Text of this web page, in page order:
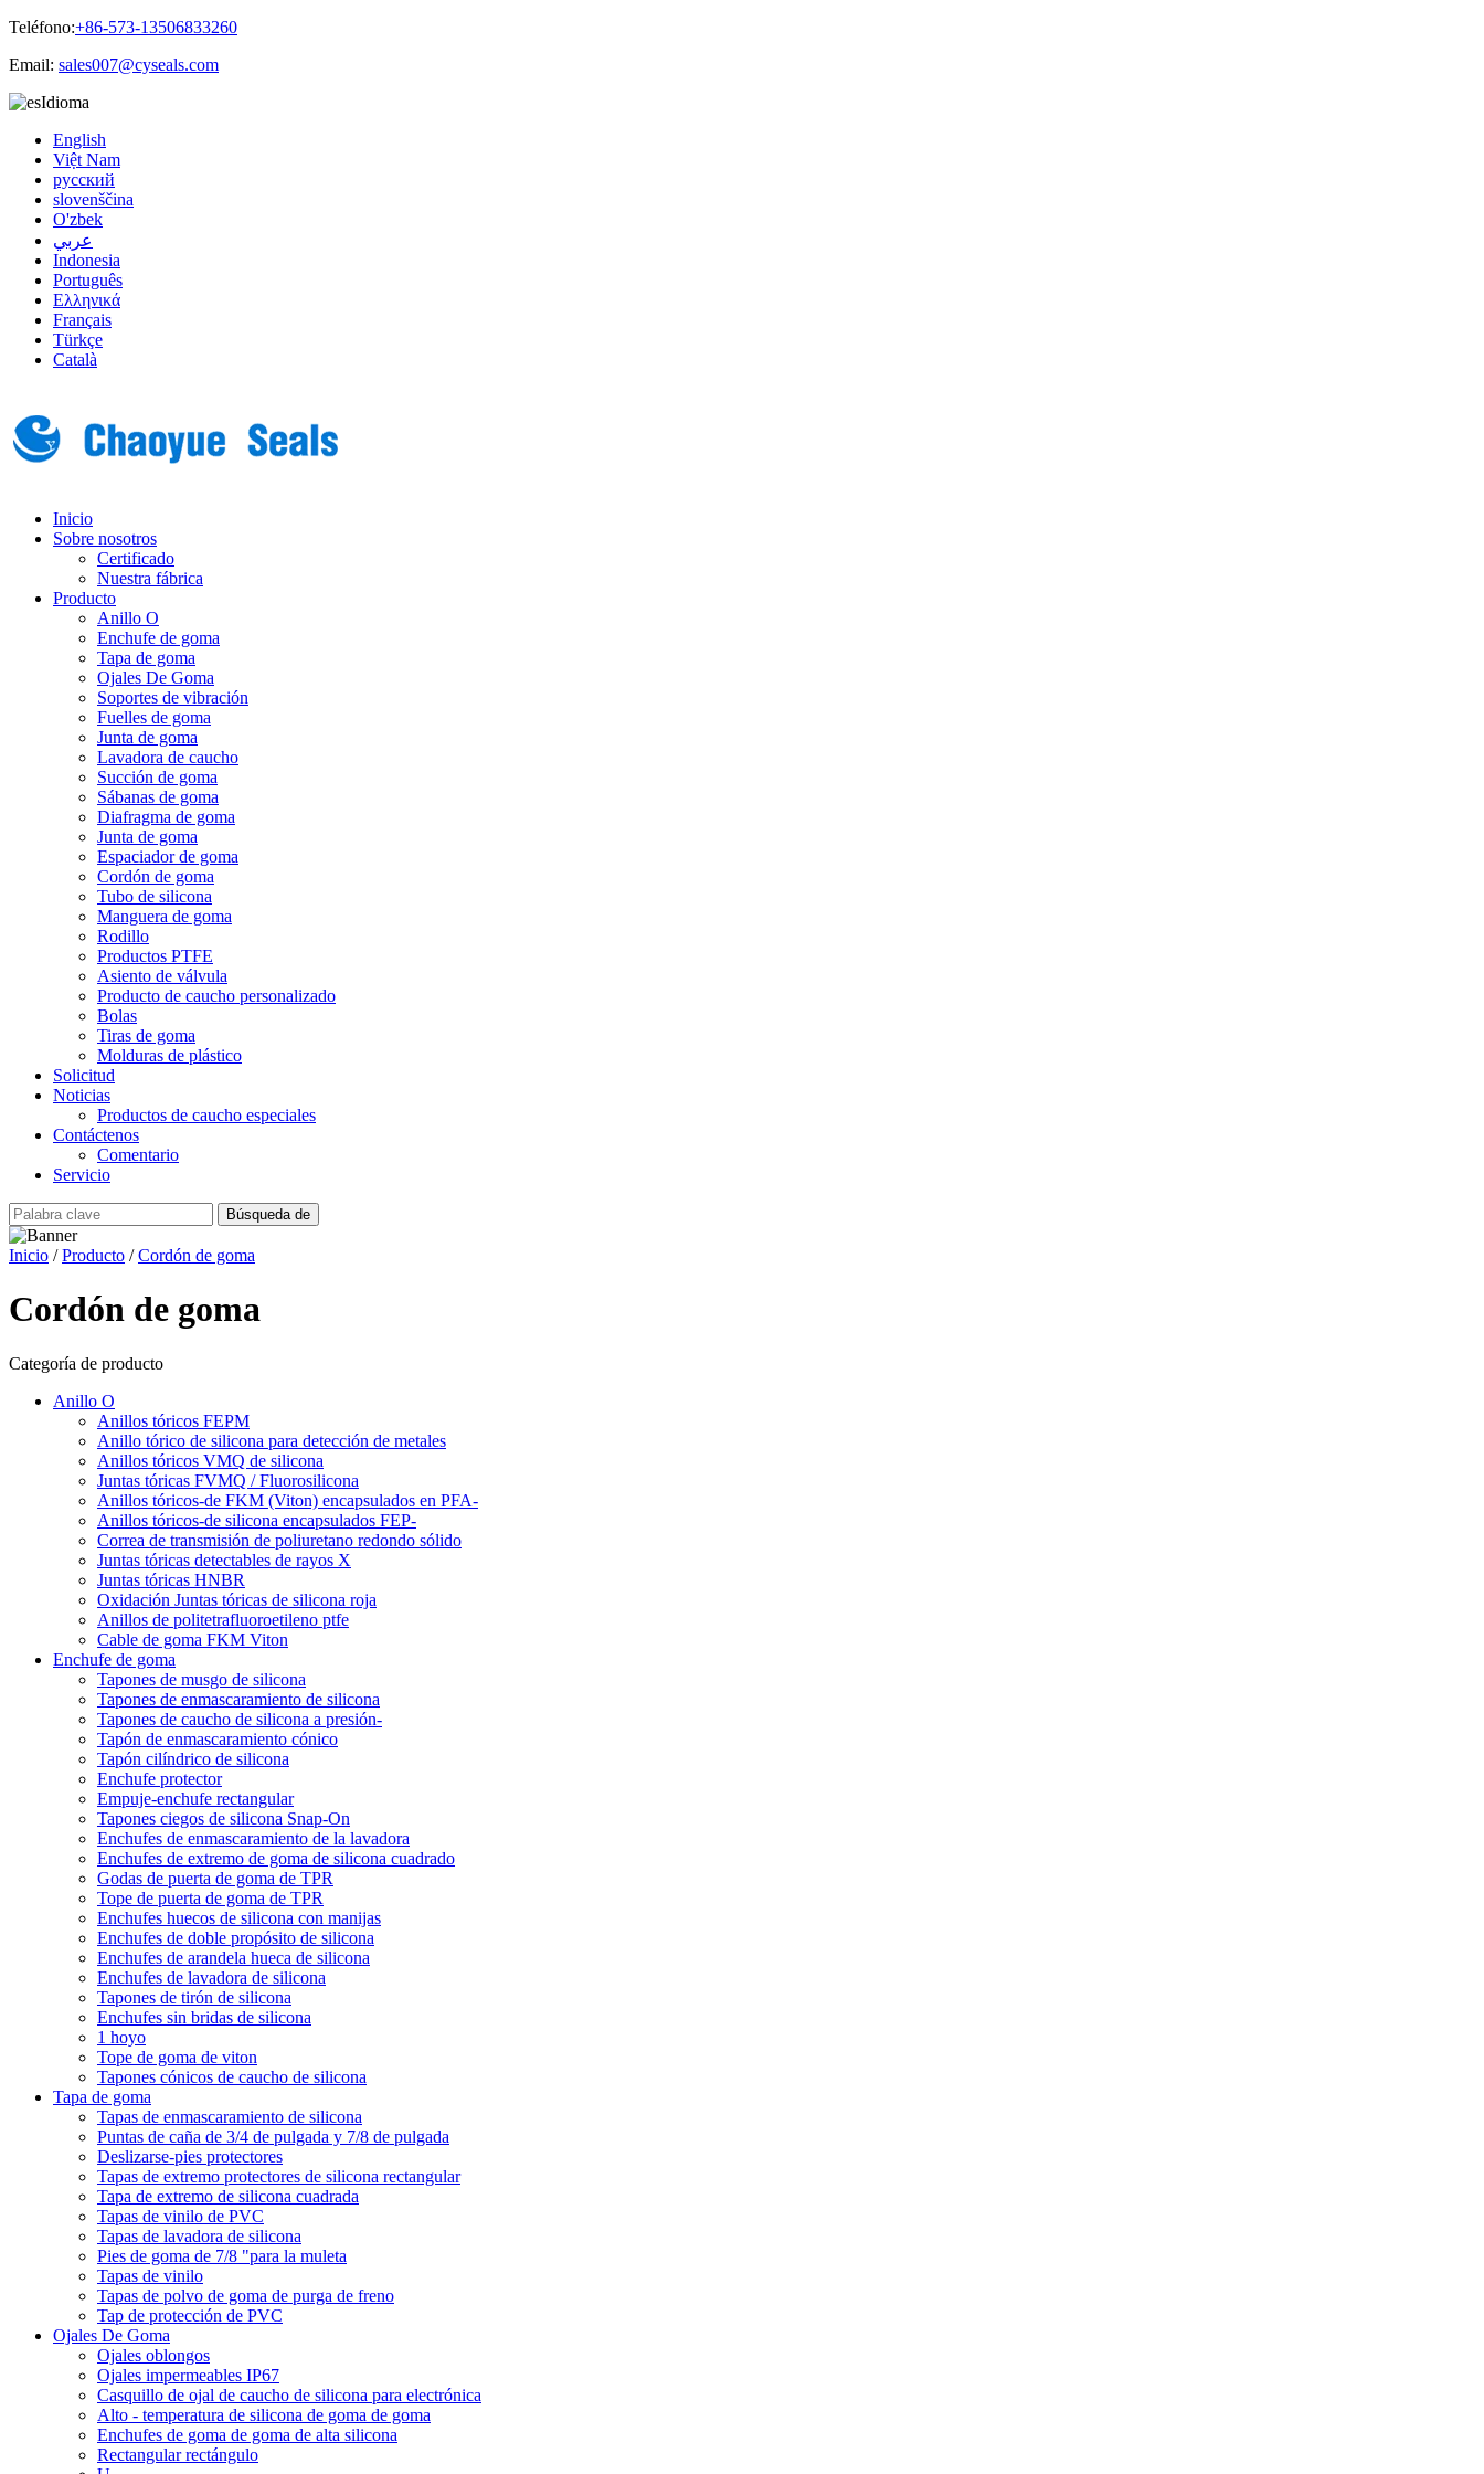
Teléfono:+86-573-13506833260
Email: sales007@cyseals.com
Idioma
English
Việt Nam
русский
slovenščina
O'zbek
عربي
Indonesia
Português
Ελληνικά
Français
Türkçe
Català
Inicio
Sobre nosotros
Certificado
Nuestra fábrica
Producto
Anillo O
Enchufe de goma
Tapa de goma
Ojales De Goma
Soportes de vibración
Fuelles de goma
Junta de goma
Lavadora de caucho
Succión de goma
Sábanas de goma
Diafragma de goma
Junta de goma
Espaciador de goma
Cordón de goma
Tubo de silicona
Manguera de goma
Rodillo
Productos PTFE
Asiento de válvula
Producto de caucho personalizado
Bolas
Tiras de goma
Molduras de plástico
Solicitud
Noticias
Productos de caucho especiales
Contáctenos
Comentario
Servicio
Inicio /Producto /Cordón de goma
Cordón de goma
Categoría de producto
Anillo O
Anillos tóricos FEPM
Anillo tórico de silicona para detección de metales
Anillos tóricos VMQ de silicona
Juntas tóricas FVMQ / Fluorosilicona
Anillos tóricos-de FKM (Viton) encapsulados en PFA-
Anillos tóricos-de silicona encapsulados FEP-
Correa de transmisión de poliuretano redondo sólido
Juntas tóricas detectables de rayos X
Juntas tóricas HNBR
Oxidación Juntas tóricas de silicona roja
Anillos de politetrafluoroetileno ptfe
Cable de goma FKM Viton
Enchufe de goma
Tapones de musgo de silicona
Tapones de enmascaramiento de silicona
Tapones de caucho de silicona a presión-
Tapón de enmascaramiento cónico
Tapón cilíndrico de silicona
Enchufe protector
Empuje-enchufe rectangular
Tapones ciegos de silicona Snap-On
Enchufes de enmascaramiento de la lavadora
Enchufes de extremo de goma de silicona cuadrado
Godas de puerta de goma de TPR
Tope de puerta de goma de TPR
Enchufes huecos de silicona con manijas
Enchufes de doble propósito de silicona
Enchufes de arandela hueca de silicona
Enchufes de lavadora de silicona
Tapones de tirón de silicona
Enchufes sin bridas de silicona
1 hoyo
Tope de goma de viton
Tapones cónicos de caucho de silicona
Tapa de goma
Tapas de enmascaramiento de silicona
Puntas de caña de 3/4 de pulgada y 7/8 de pulgada
Deslizarse-pies protectores
Tapas de extremo protectores de silicona rectangular
Tapa de extremo de silicona cuadrada
Tapas de vinilo de PVC
Tapas de lavadora de silicona
Pies de goma de 7/8 "para la muleta
Tapas de vinilo
Tapas de polvo de goma de purga de freno
Tap de protección de PVC
Ojales De Goma
Ojales oblongos
Ojales impermeables IP67
Casquillo de ojal de caucho de silicona para electrónica
Alto - temperatura de silicona de goma de goma
Enchufes de goma de goma de alta silicona
Rectangular rectángulo